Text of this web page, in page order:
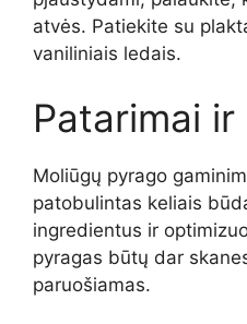
atvės. Patiekite su
vaniliniais ledais.
Patarimai
Moliūgų pyrago
patobulintas keliais
ingredientus ir
pyragas būtų dar
paruošiamas.